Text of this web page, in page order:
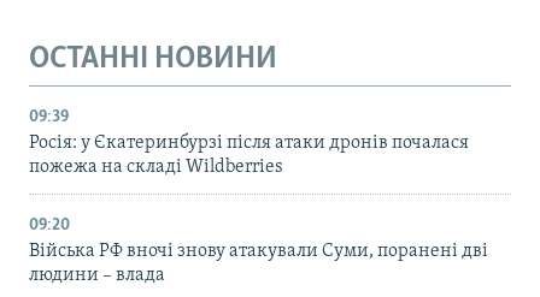
ОСТАННІ НОВИНИ
09:39
Росія: у Єкатеринбурзі після атаки дронів почалася
пожежа на складі Wildberries
09:20
Війська РФ вночі знову атакували Суми, поранені дві
людини – влада